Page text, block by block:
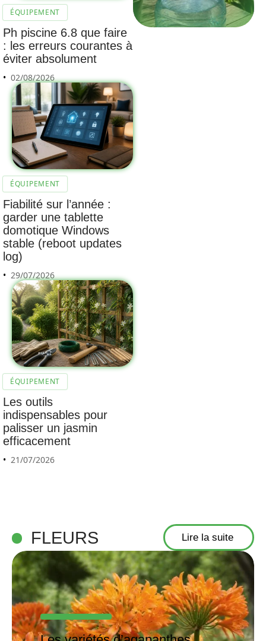
ÉQUIPEMENT
Ph piscine 6.8 que faire
: les erreurs courantes à
éviter absolument
02/08/2026
ÉQUIPEMENT
Fiabilité sur l’année :
garder une tablette
domotique Windows
stable (reboot updates
log)
29/07/2026
ÉQUIPEMENT
Les outils
indispensables pour
palisser un jasmin
efficacement
21/07/2026
FLEURS Lire la suite